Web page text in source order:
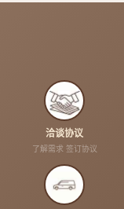
洽谈协议
了解需求 签订协议